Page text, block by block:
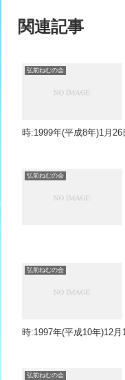
関連記事
弘前ねむの会
時:1999年(平成8年)1月26
弘前ねむの会
弘前ねむの会
時:1997年(平成10年)12
弘前ねむの会